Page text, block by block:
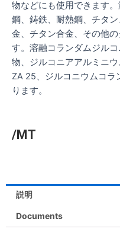
物などにも使用できます。
鋼、鋳鉄、耐熱鋼、チタ
金、チタン合金、その他
す。溶融コランダムジル
物、ジルコニアアルミニ
ZA 25、ジルコニウムコラ
ります。
/MT
説明
Documents